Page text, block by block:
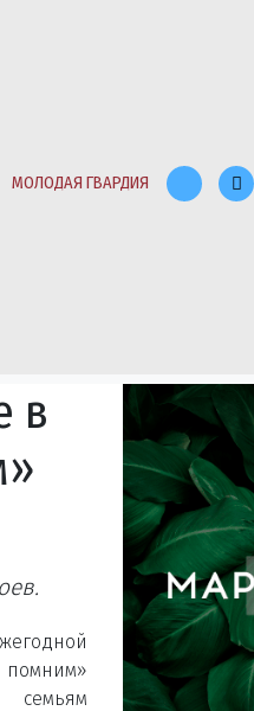
МОЛОДАЯ ГВАРДИЯ
в
семьям